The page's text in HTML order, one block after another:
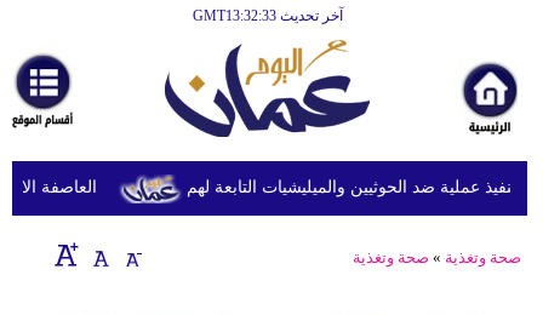
آخر تحديث GMT13:32:33
أخبارعاجلة
رياضة
ثقافة
إقتصاد
العاصفة عملية ضد الحوثيين والميليشيات التابعة لهم
صحة وتغذية » صحة وتغذية